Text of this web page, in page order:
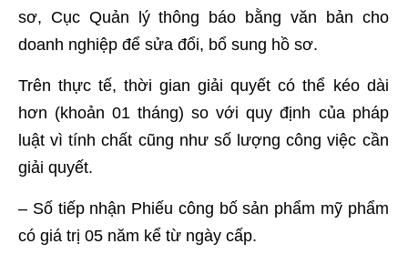
sơ, Cục Quản lý thông báo bằng văn bản cho
doanh nghiệp để sửa đổi, bổ sung hồ sơ.
Trên thực tế, thời gian giải quyết có thể kéo dài
hơn (khoản 01 tháng) so với quy định của pháp
luật vì tính chất cũng như số lượng công việc cần
giải quyết.
– Số tiếp nhận Phiếu công bố sản phẩm mỹ phẩm
có giá trị 05 năm kể từ ngày cấp.